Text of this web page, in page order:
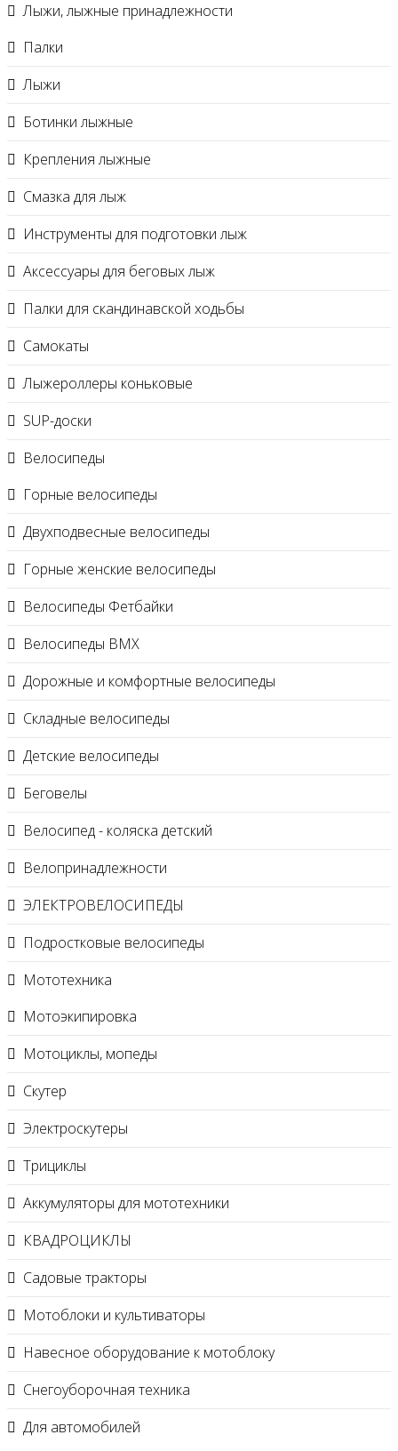
Лыжи, лыжные принадлежности
Палки
Лыжи
Ботинки лыжные
Крепления лыжные
Смазка для лыж
Инструменты для подготовки лыж
Аксессуары для беговых лыж
Палки для скандинавской ходьбы
Самокаты
Лыжероллеры коньковые
SUP-доски
Велосипеды
Горные велосипеды
Двухподвесные велосипеды
Горные женские велосипеды
Велосипеды Фетбайки
Велосипеды BMX
Дорожные и комфортные велосипеды
Складные велосипеды
Детские велосипеды
Беговелы
Велосипед - коляска детский
Велопринадлежности
ЭЛЕКТРОВЕЛОСИПЕДЫ
Подростковые велосипеды
Мототехника
Мотоэкипировка
Мотоциклы, мопеды
Скутер
Электроскутеры
Трициклы
Аккумуляторы для мототехники
КВАДРОЦИКЛЫ
Садовые тракторы
Мотоблоки и культиваторы
Навесное оборудование к мотоблоку
Снегоуборочная техника
Для автомобилей